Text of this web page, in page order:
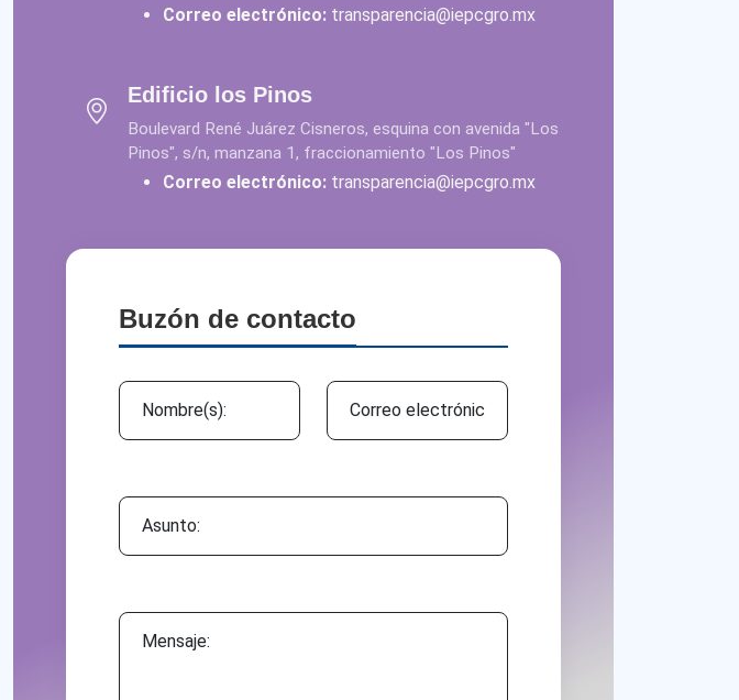
Correo electrónico: transparencia@iepcgro.mx
Edificio los Pinos
Boulevard René Juárez Cisneros, esquina con avenida "Los
Pinos", s/n, manzana 1, fraccionamiento "Los Pinos"
Correo electrónico: transparencia@iepcgro.mx
Buzón de contacto